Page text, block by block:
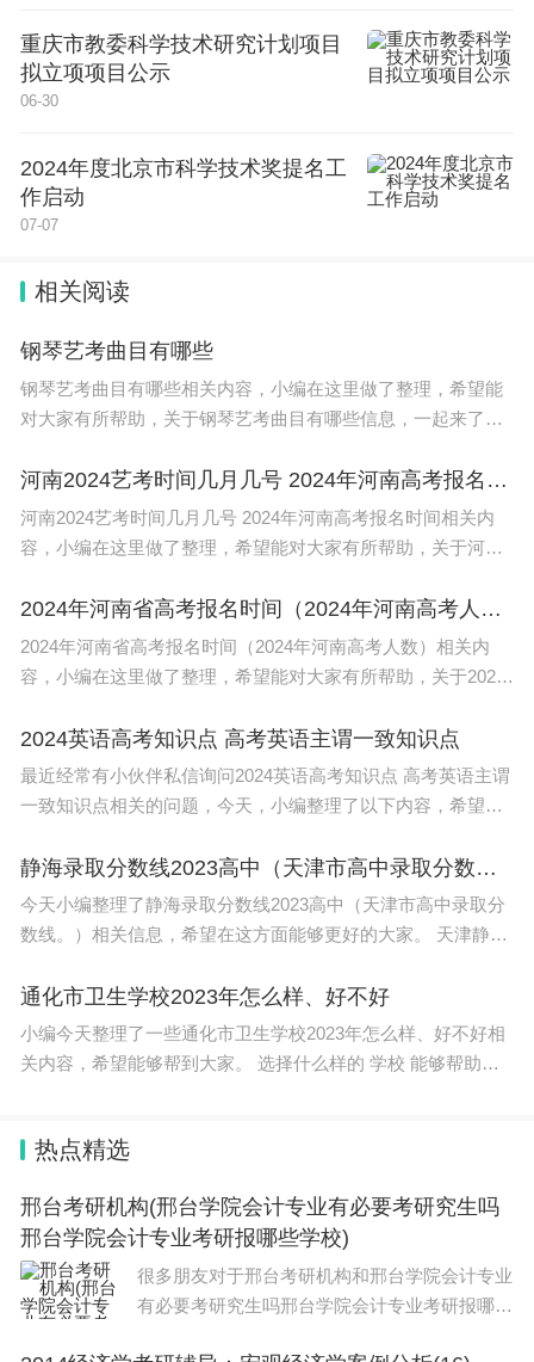
重庆市教委科学技术研究计划项目
拟立项项目公示
06-30
2024年度北京市科学技术奖提名工
作启动
07-07
相关阅读
钢琴艺考曲目有哪些
钢琴艺考曲目有哪些相关内容，小编在这里做了整理，希望能
对大家有所帮助，关于钢琴艺考曲目有哪些信息，一起来了解
1、《c小调第八号钢琴
河南2024艺考时间几月几号 2024年河南高考报名时间
河南2024艺考时间几月几号 2024年河南高考报名时间相关内
容，小编在这里做了整理，希望能对大家有所帮助，关于河南
了解一下吧！ 河南省艺术
2024年河南省高考报名时间（2024年河南高考人数）
2024年河南省高考报名时间（2024年河南高考人数）相关内
容，小编在这里做了整理，希望能对大家有所帮助，关于2024
了解一下吧！ 2024年河南省高考报名
2024英语高考知识点 高考英语主谓一致知识点
最近经常有小伙伴私信询问2024英语高考知识点 高考英语主谓
一致知识点相关的问题，今天，小编整理了以下内容，希望可
来说，完形填空得不了高
静海录取分数线2023高中（天津市高中录取分数线。）
今天小编整理了静海录取分数线2023高中（天津市高中录取分
数线。）相关信息，希望在这方面能够更好的大家。 天津静海
古称通州
通化市卫生学校2023年怎么样、好不好
小编今天整理了一些通化市卫生学校2023年怎么样、好不好相
关内容，希望能够帮到大家。 选择什么样的 学校 能够帮助到
热点精选
邢台考研机构(邢台学院会计专业有必要考研究生吗
邢台学院会计专业考研报哪些学校)
很多朋友对于邢台考研机构和邢台学院会计专业
有必要考研究生吗邢台学院会计专业考研报哪些